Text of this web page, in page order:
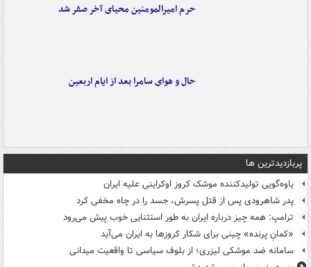
حرم امیرالمومنین محیای آخر صفر شد
حال و هوای سامرا بعد از ایام اربعین
پربازدیدترین ها
یاوه‌گویی تولیدکننده موشک کروز اوکراینی علیه ایران
پدر شاهرودی پس از قتل پسرش، جسد را در چاه مخفی کرد
ترامپ: همه چیز درباره ایران به طور استثنایی خوب پیش می‌رود
«کمانِ پرنده» چینی برای شکار کروزها به ایران می‌آید
سامانه ضد موشکی لیزری؛ از بلوف سیاسی تا واقعیت میدانی